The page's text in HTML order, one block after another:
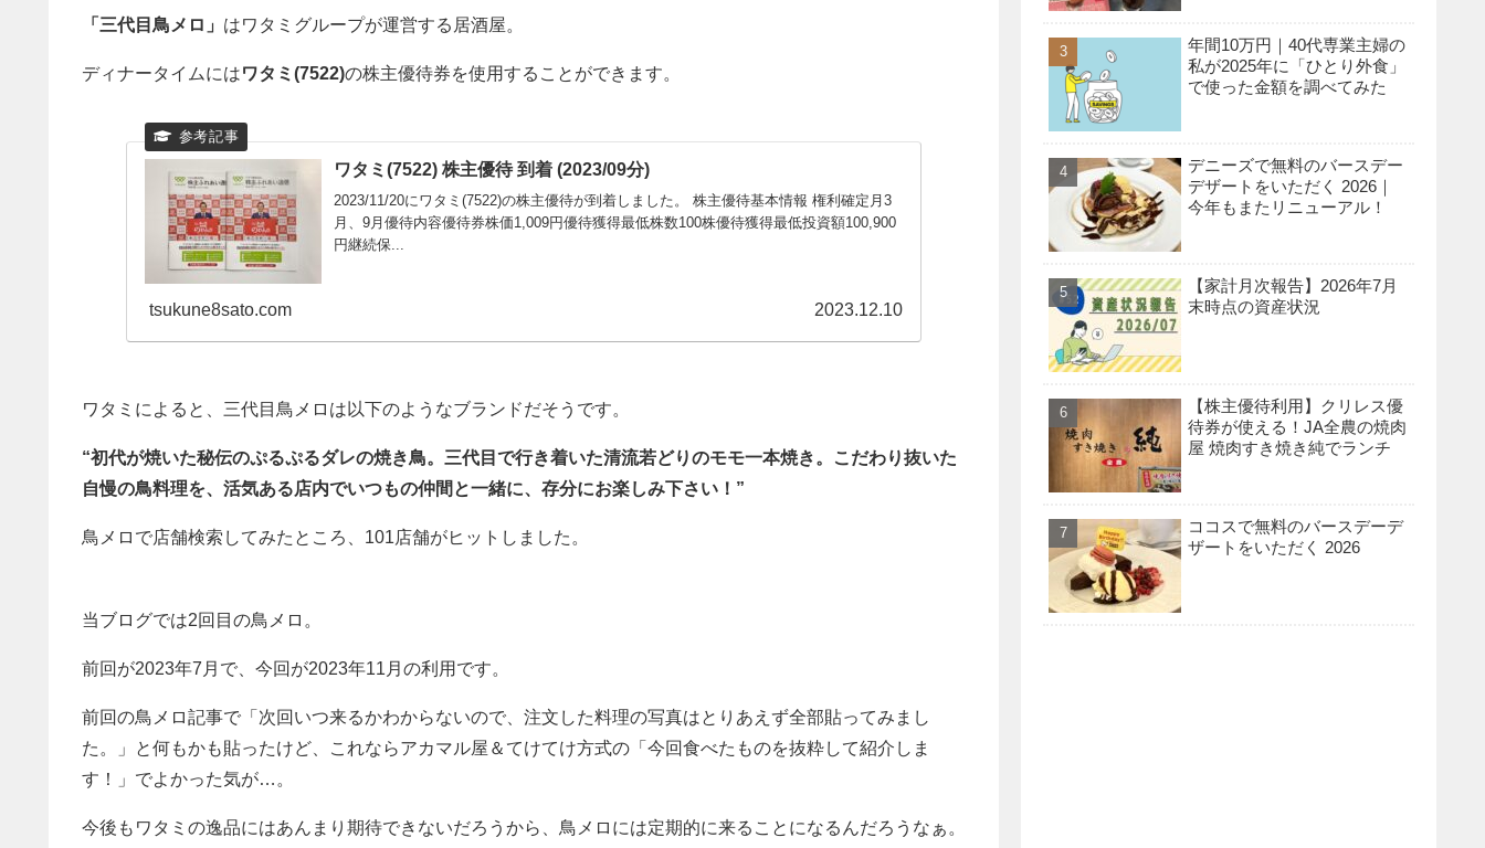
「三代目鳥メロ」 はワタミグループが運営する居酒屋。
ディナータイムにはワタミ(7522)の株主優待券を使用することができます。
ワタミ(7522) 株主優待 到着 (2023/09分)
2023/11/20にワタミ(7522)の株主優待が到着しました。 株主優待基本情報 権利確定月3
月、9月優待内容優待券株価1,009円優待獲得最低株数100株優待獲得最低投資額100,900
円継続保...
tsukune8sato.com 2023.12.10
ワタミによると、三代目鳥メロは以下のようなブランドだそうです。
“初代が焼いた秘伝のぷるぷるダレの焼き鳥。三代目で行き着いた清流若どりのモモ一本焼き。こだわり抜いた
自慢の鳥料理を、活気ある店内でいつもの仲間と一緒に、存分にお楽しみ下さい！”
鳥メロで店舗検索してみたところ、101店舗がヒットしました。
当ブログでは2回目の鳥メロ。
前回が2023年7月で、今回が2023年11月の利用です。
前回の鳥メロ記事で「次回いつ来るかわからないので、注文した料理の写真はとりあえず全部貼ってみまし
た。」と何もかも貼ったけど、これならアカマル屋＆てけてけ方式の「今回食べたものを抜粋して紹介しま
す！」でよかった気が…。
今後もワタミの逸品にはあんまり期待できないだろうから、鳥メロには定期的に来ることになるんだろうなぁ。
年間10万円｜40代専業主婦の
私が2025年に「ひとり外食」
で使った金額を調べてみた
デニーズで無料のバースデー
デザートをいただく 2026｜
今年もまたリニューアル！
【家計月次報告】2026年7月
末時点の資産状況
【株主優待利用】クリレス優
待券が使える！JA全農の焼肉
屋 焼肉すき焼き純でランチ
ココスで無料のバースデーデ
ザートをいただく 2026